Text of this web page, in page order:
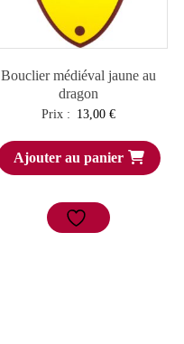
Bouclier médiéval jaune au
dragon
Prix : 13,00€
Ajouter au panier